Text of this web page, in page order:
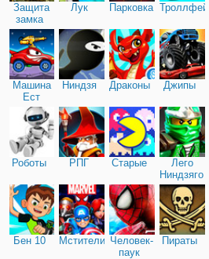
Защита
замка
Лук Парковка Троллфейс
Машина
Ест
Машину
Ниндзя Драконы Джипы
Роботы РПГ Старые
Лего
Ниндзяго
Бен 10 Мстители Человек-
паук
Пираты